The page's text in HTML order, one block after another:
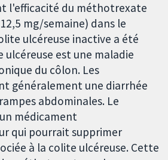
l'efficacité du méthotrexate
mg/semaine) dans le
ulcéreuse inactive a été
ulcéreuse est une maladie
du côlon. Les
généralement une diarrhée
abdominales. Le
médicament
qui pourrait supprimer
à la colite ulcéreuse. Cette